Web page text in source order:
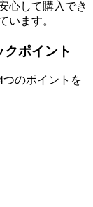
心して購入でき
います。
ポイント
のポイントを